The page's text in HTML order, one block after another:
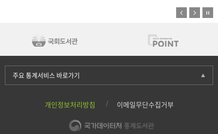
개인정보처리방침 이메일무단수집거부
주요 통계서비스 바로가기